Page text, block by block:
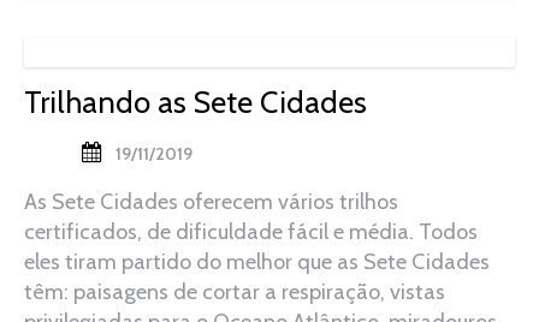
Trilhando as Sete Cidades
19/11/2019
As Sete Cidades oferecem vários trilhos
certificados, de dificuldade fácil e média. Todos
eles tiram partido do melhor que as Sete Cidades
têm: paisagens de cortar a respiração, vistas